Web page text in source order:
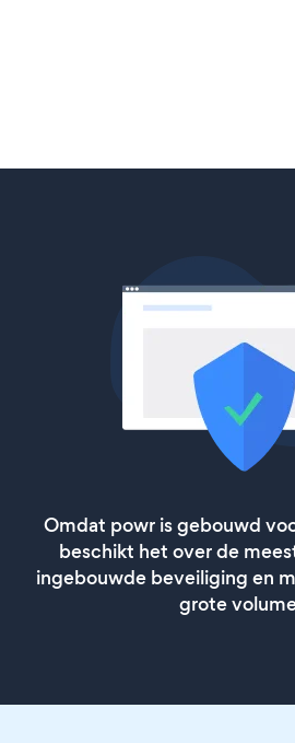
Omdat powr is gebouwd
beschikt het over de
ingebouwde beveiliging en
grote